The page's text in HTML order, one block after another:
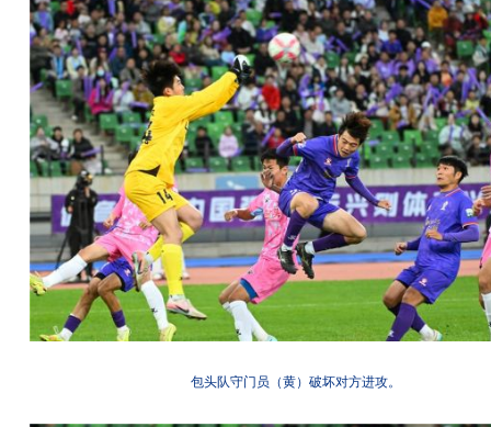
包头队守门员（黄）破坏对方进攻。